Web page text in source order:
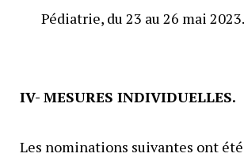
Pédiatrie, du 23 au 26 mai 2023.
IV- MESURES INDIVIDUELLES.
Les nominations suivantes ont